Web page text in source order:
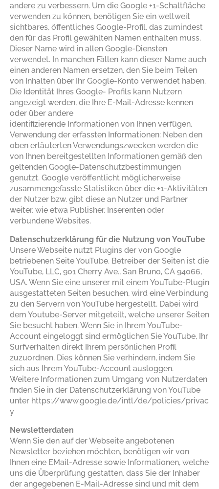
andere zu verbessern. Um die Google +1-Schaltfläche
verwenden zu können, benötigen Sie ein weltweit
sichtbares, öffentliches Google-Profil, das zumindest
den für das Profil gewählten Namen enthalten muss.
Dieser Name wird in allen Google-Diensten
verwendet. In manchen Fällen kann dieser Name auch
einen anderen Namen ersetzen, den Sie beim Teilen
von Inhalten über Ihr Google-Konto verwendet haben.
Die Identität Ihres Google- Profils kann Nutzern
angezeigt werden, die Ihre E-Mail-Adresse kennen
oder über andere
identifizierende Informationen von Ihnen verfügen.
Verwendung der erfassten Informationen: Neben den
oben erläuterten Verwendungszwecken werden die
von Ihnen bereitgestellten Informationen gemäß den
geltenden Google-Datenschutzbestimmungen
genutzt. Google veröffentlicht möglicherweise
zusammengefasste Statistiken über die +1-Aktivitäten
der Nutzer bzw. gibt diese an Nutzer und Partner
weiter, wie etwa Publisher, Inserenten oder
verbundene Websites.
Datenschutzerklärung für die Nutzung von YouTube
Unsere Webseite nutzt Plugins der von Google
betriebenen Seite YouTube. Betreiber der Seiten ist die
YouTube, LLC, 901 Cherry Ave., San Bruno, CA 94066,
USA. Wenn Sie eine unserer mit einem YouTube-Plugin
ausgestatteten Seiten besuchen, wird eine Verbindung
zu den Servern von YouTube hergestellt. Dabei wird
dem Youtube-Server mitgeteilt, welche unserer Seiten
Sie besucht haben. Wenn Sie in Ihrem YouTube-
Account eingeloggt sind ermöglichen Sie YouTube, Ihr
Surfverhalten direkt Ihrem persönlichen Profil
zuzuordnen. Dies können Sie verhindern, indem Sie
sich aus Ihrem YouTube-Account ausloggen.
Weitere Informationen zum Umgang von Nutzerdaten
finden Sie in der Datenschutzerklärung von YouTube
unter https://www.google.de/intl/de/policies/privac
y
Newsletterdaten
Wenn Sie den auf der Webseite angebotenen
Newsletter beziehen möchten, benötigen wir von
Ihnen eine EMail-Adresse sowie Informationen, welche
uns die Überprüfung gestatten, dass Sie der Inhaber
der angegebenen E-Mail-Adresse sind und mit dem